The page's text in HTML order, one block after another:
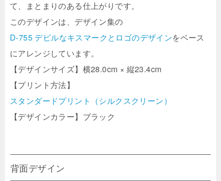
て、まとまりのある仕上がりです。
このデザインは、デザイン集の
D-755 デビルなキスマークとロゴのデザインをベース
にアレンジしています。
【デザインサイズ】横28.0cm × 縦23.4cm
【プリント方法】
スタンダードプリント（シルクスクリーン）
【デザインカラー】ブラック
背面デザイン